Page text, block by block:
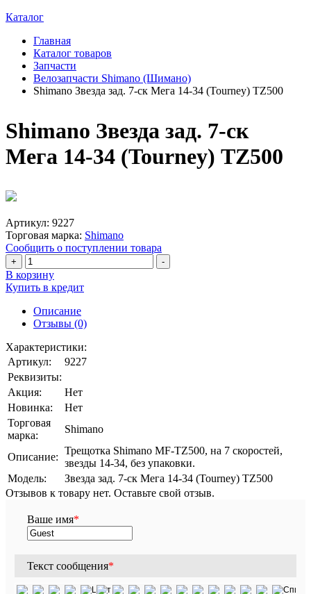
Каталог
Главная
Каталог товаров
Запчасти
Велозапчасти Shimano (Шимано)
Shimano Звезда зад. 7-ск Мега 14-34 (Tourney) TZ500
Shimano Звезда зад. 7-ск
Мега 14-34 (Tourney) TZ500
Артикул: 9227
Торговая марка: Shimano
Сообщить о поступлении товара
+ -
В корзину
Купить в кредит
Описание
Отзывы (0)
Характеристики:
Артикул:
9227
Реквизиты:
Акция:
Нет
Новинка:
Нет
Торговая
марка:
Shimano
Описание:
Трещотка Shimano MF-TZ500, на 7 скоростей,
звезды 14-34, без упаковки.
Модель:
Звезда зад. 7-ск Мега 14-34 (Tourney) TZ500
Отзывов к товару нет. Оставьте свой отзыв.
Ваше имя*
Текст сообщения*